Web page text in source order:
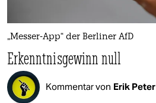
„Messer-App“ der Berliner AfD
Erkenntnisgewinn null
Kommentar von Erik Peter